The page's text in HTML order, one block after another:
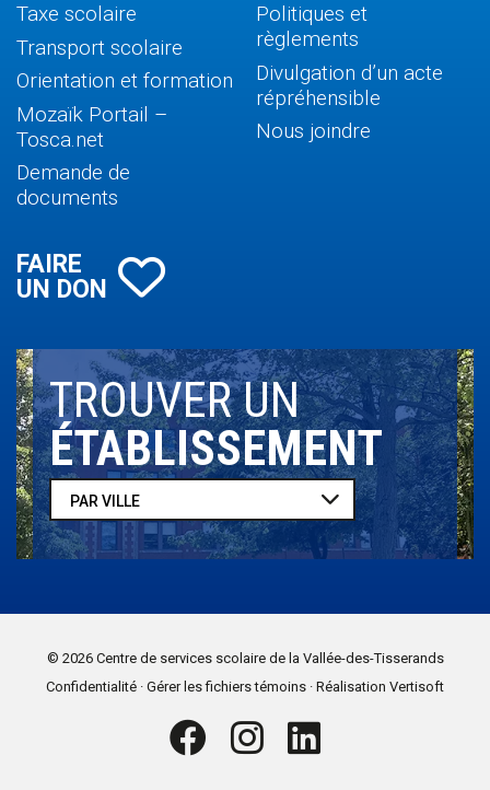
Taxe scolaire
Transport scolaire
Orientation et formation
Mozaïk Portail –
Tosca.net
Demande de
documents
Politiques et
règlements
Divulgation d’un acte
répréhensible
Nous joindre
FAIRE
UN DON
TROUVER UN
ÉTABLISSEMENT
© 2026 Centre de services scolaire de la Vallée-des-Tisserands
Confidentialité Gérer les fichiers témoins Réalisation Vertisoft